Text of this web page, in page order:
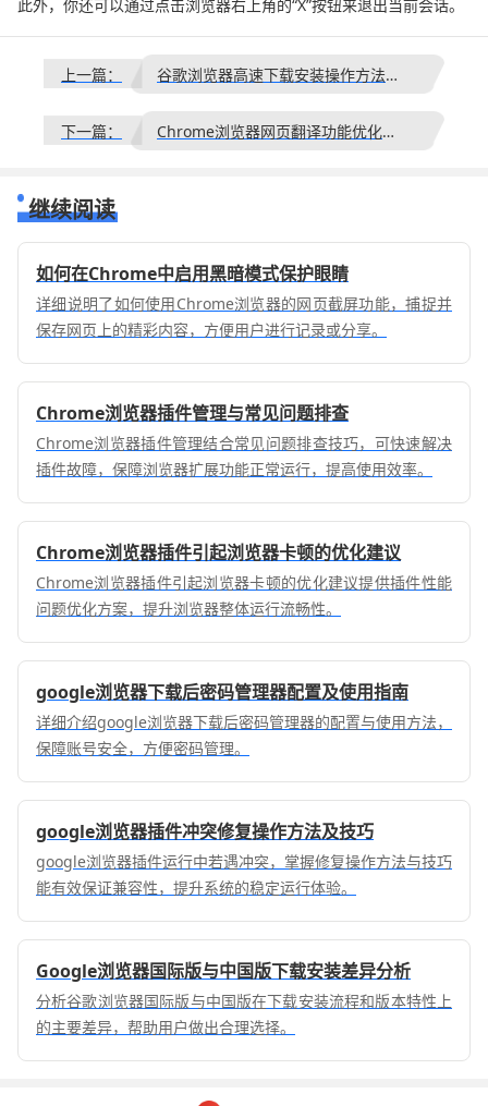
此外，你还可以通过点击浏览器右上角的“X”按钮来退出当前会话。
上一篇： 谷歌浏览器高速下载安装操作方法详解
下一篇： Chrome浏览器网页翻译功能优化操作方法
继续阅读
如何在Chrome中启用黑暗模式保护眼睛
详细说明了如何使用Chrome浏览器的网页截屏功能，捕捉并
保存网页上的精彩内容，方便用户进行记录或分享。
Chrome浏览器插件管理与常见问题排查
Chrome浏览器插件管理结合常见问题排查技巧，可快速解决
插件故障，保障浏览器扩展功能正常运行，提高使用效率。
Chrome浏览器插件引起浏览器卡顿的优化建议
Chrome浏览器插件引起浏览器卡顿的优化建议提供插件性能
问题优化方案，提升浏览器整体运行流畅性。
google浏览器下载后密码管理器配置及使用指南
详细介绍google浏览器下载后密码管理器的配置与使用方法，
保障账号安全，方便密码管理。
google浏览器插件冲突修复操作方法及技巧
google浏览器插件运行中若遇冲突，掌握修复操作方法与技巧
能有效保证兼容性，提升系统的稳定运行体验。
Google浏览器国际版与中国版下载安装差异分析
分析谷歌浏览器国际版与中国版在下载安装流程和版本特性上
的主要差异，帮助用户做出合理选择。